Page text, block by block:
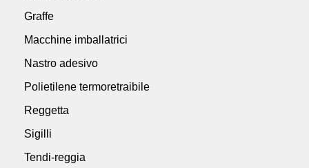
Graffe
Macchine imballatrici
Nastro adesivo
Polietilene termoretraibile
Reggetta
Sigilli
Tendi-reggia